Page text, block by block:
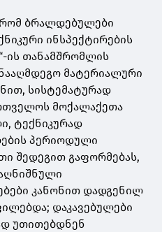
ბრალდებულები
ინსპექტირების
ის თანამშრომლის
მატერიალური
სისტემატურად
მოქალაქეთა
ტექნიკურად
პერიოდული
შედეგით გაფორმებას,
კანონით დადგენილ
დაკავებულები
უთითებდნენ